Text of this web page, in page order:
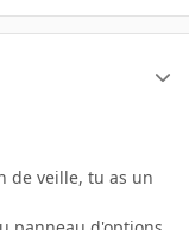
de veille, tu as un